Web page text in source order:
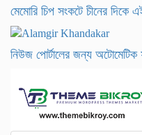
মেমোরি চিপ সংকটে চীনের দিকে
নিউজ পোর্টালের জন্য অটোমেটিক